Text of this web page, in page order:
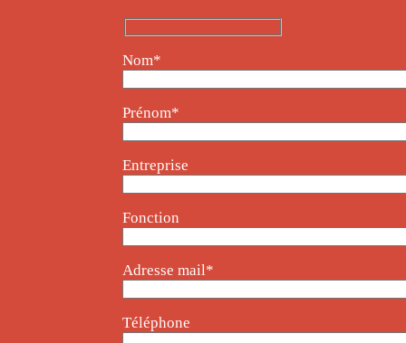
Nom*
Prénom*
Entreprise
Fonction
Adresse mail*
Téléphone